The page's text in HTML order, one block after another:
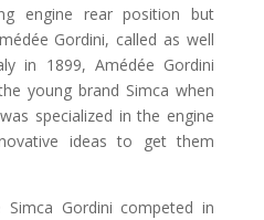
engine rear position but
Gordini, called as well
in 1899, Amédée Gordini
young brand Simca when
specialized in the engine
ideas to get them
Gordini competed in